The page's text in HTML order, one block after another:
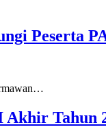
Peserta
Tahun